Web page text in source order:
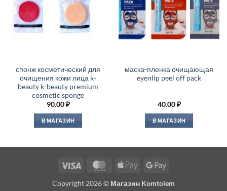
спонж косметический для
очищения кожи лица k-
beauty k-beauty premium
cosmetic sponge
90.00₽
В МАГАЗИН
маска-пленка очищающая
eyenlip peel off pack
40.00₽
В МАГАЗИН
Visa MasterCardApple
Google
Copyright 2026 © Магазин Komtolem